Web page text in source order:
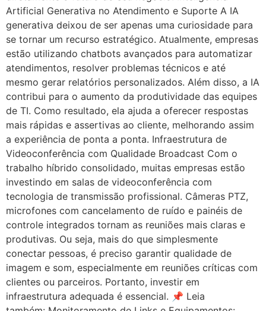
Artificial Generativa no Atendimento e Suporte A IA
generativa deixou de ser apenas uma curiosidade para
se tornar um recurso estratégico. Atualmente, empresas
estão utilizando chatbots avançados para automatizar
atendimentos, resolver problemas técnicos e até
mesmo gerar relatórios personalizados. Além disso, a IA
contribui para o aumento da produtividade das equipes
de TI. Como resultado, ela ajuda a oferecer respostas
mais rápidas e assertivas ao cliente, melhorando assim
a experiência de ponta a ponta. Infraestrutura de
Videoconferência com Qualidade Broadcast Com o
trabalho híbrido consolidado, muitas empresas estão
investindo em salas de videoconferência com
tecnologia de transmissão profissional. Câmeras PTZ,
microfones com cancelamento de ruído e painéis de
controle integrados tornam as reuniões mais claras e
produtivas. Ou seja, mais do que simplesmente
conectar pessoas, é preciso garantir qualidade de
imagem e som, especialmente em reuniões críticas com
clientes ou parceiros. Portanto, investir em
infraestrutura adequada é essencial. 📌 Leia